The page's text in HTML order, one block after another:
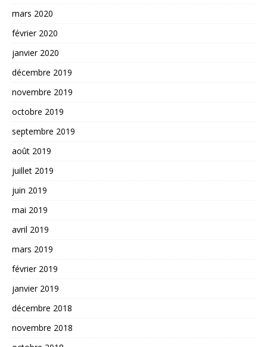
mars 2020
février 2020
janvier 2020
décembre 2019
novembre 2019
octobre 2019
septembre 2019
août 2019
juillet 2019
juin 2019
mai 2019
avril 2019
mars 2019
février 2019
janvier 2019
décembre 2018
novembre 2018